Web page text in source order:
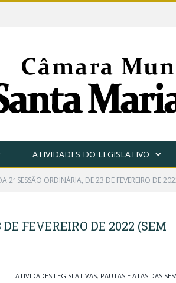
ATIVIDADES DO LEGISLATIVO
2ª SESSÃO ORDINÁRIA, DE 23 DE FEVEREIRO DE
FEVEREIRO DE 2022 (SEM
ATIVIDADES LEGISLATIVAS, PAUTAS E ATAS DAS